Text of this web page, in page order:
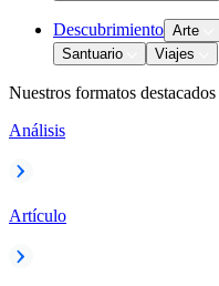
Descubrimiento Arte
Santuario
Viajes
Nuestros formatos destacados
Análisis
Artículo